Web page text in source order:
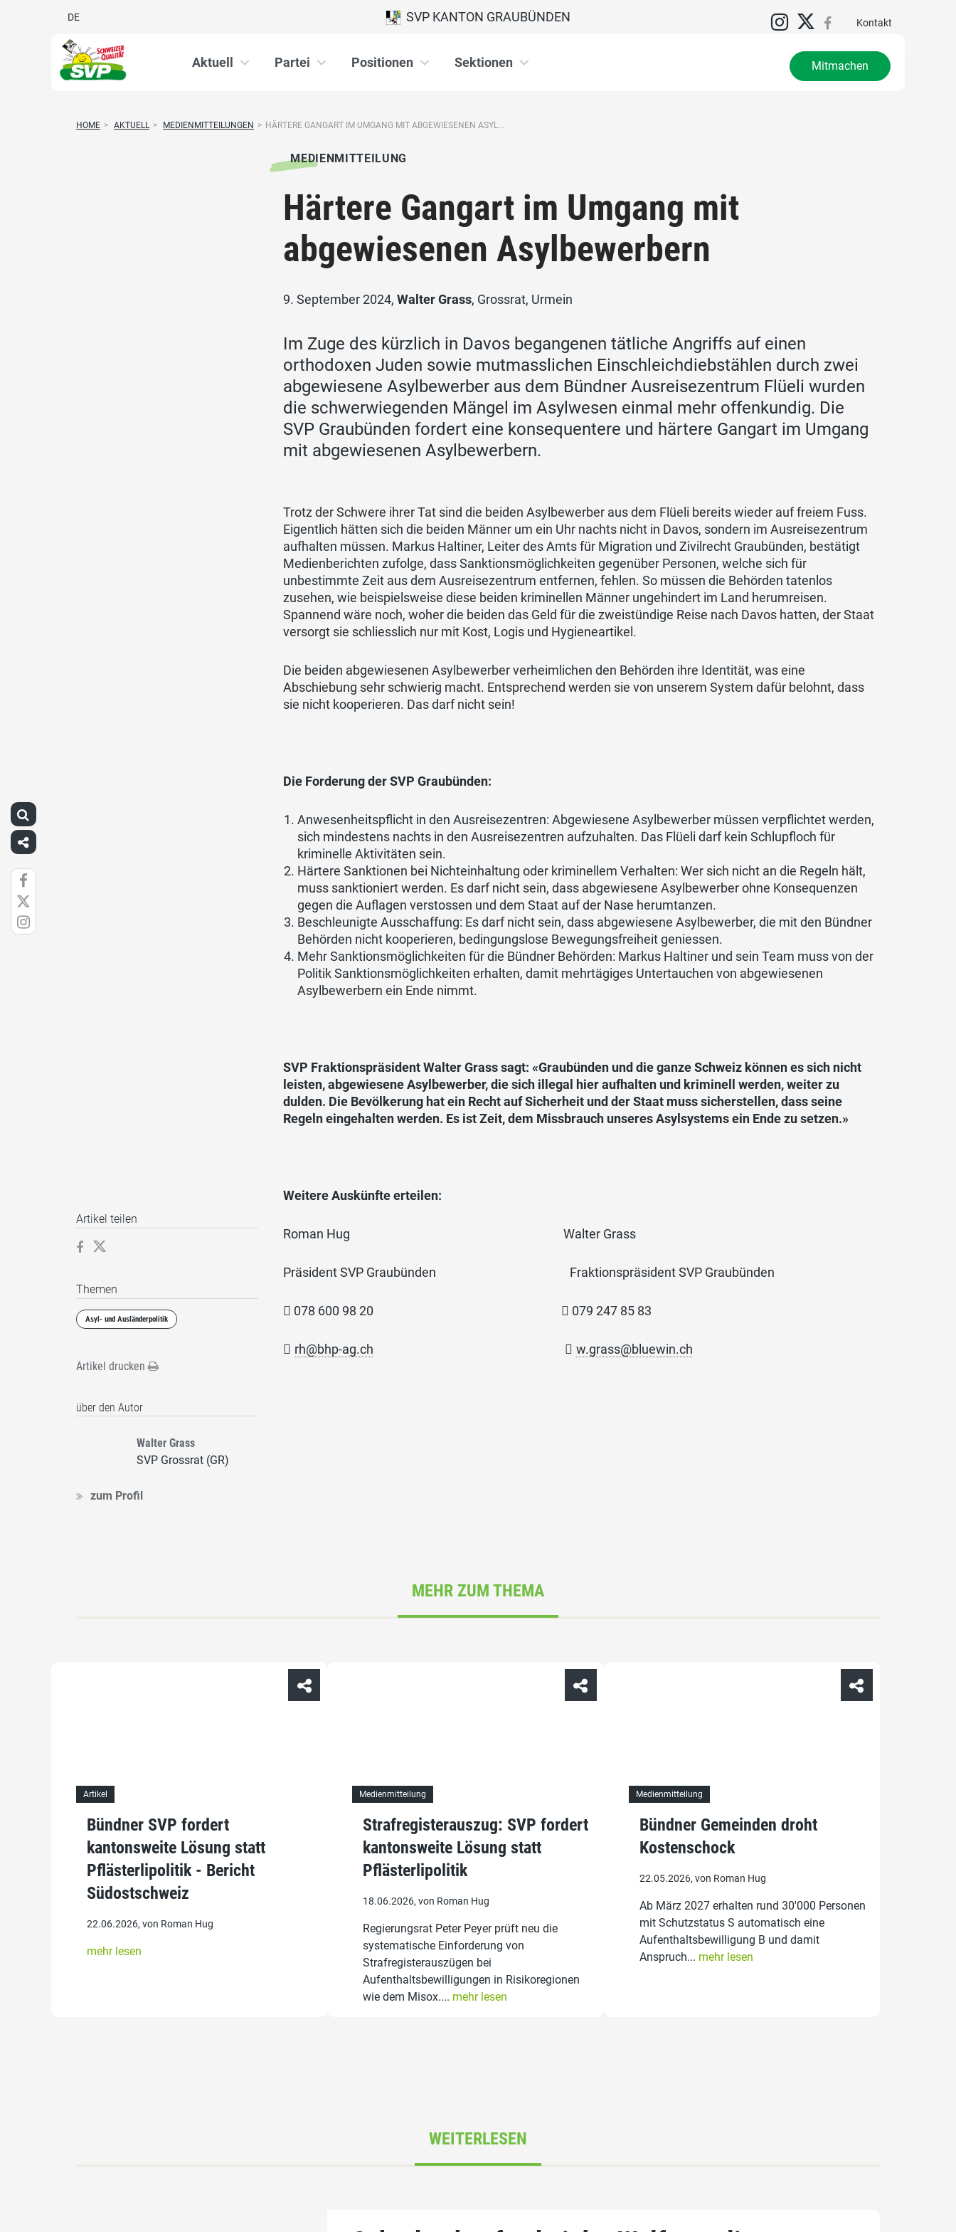
DE Kontakt
SVP KANTON GRAUBÜNDEN
Aktuell Partei Positionen Sektionen Mitmachen
HOME > AKTUELL > MEDIENMITTEILUNGEN > HÄRTERE GANGART IM UMGANG MIT ABGEWIESENEN ASYL...
MEDIENMITTEILUNG
Härtere Gangart im Umgang mit
abgewiesenen Asylbewerbern
9. September 2024,Walter Grass, Grossrat, Urmein
Im Zuge des kürzlich in Davos begangenen tätliche Angriffs auf einen
orthodoxen Juden sowie mutmasslichen Einschleichdiebstählen durch zwei
abgewiesene Asylbewerber aus dem Bündner Ausreisezentrum Flüeli wurden
die schwerwiegenden Mängel im Asylwesen einmal mehr offenkundig. Die
SVP Graubünden fordert eine konsequentere und härtere Gangart im Umgang
mit abgewiesenen Asylbewerbern.
Trotz der Schwere ihrer Tat sind die beiden Asylbewerber aus dem Flüeli bereits wieder auf freiem Fuss.
Eigentlich hätten sich die beiden Männer um ein Uhr nachts nicht in Davos, sondern im Ausreisezentrum
aufhalten müssen. Markus Haltiner, Leiter des Amts für Migration und Zivilrecht Graubünden, bestätigt
Medienberichten zufolge, dass Sanktionsmöglichkeiten gegenüber Personen, welche sich für
unbestimmte Zeit aus dem Ausreisezentrum entfernen, fehlen. So müssen die Behörden tatenlos
zusehen, wie beispielsweise diese beiden kriminellen Männer ungehindert im Land herumreisen.
Spannend wäre noch, woher die beiden das Geld für die zweistündige Reise nach Davos hatten, der Staat
versorgt sie schliesslich nur mit Kost, Logis und Hygieneartikel.
Die beiden abgewiesenen Asylbewerber verheimlichen den Behörden ihre Identität, was eine
Abschiebung sehr schwierig macht. Entsprechend werden sie von unserem System dafür belohnt, dass
sie nicht kooperieren. Das darf nicht sein!
Die Forderung der SVP Graubünden:
Anwesenheitspflicht in den Ausreisezentren: Abgewiesene Asylbewerber müssen verpflichtet werden,
sich mindestens nachts in den Ausreisezentren aufzuhalten. Das Flüeli darf kein Schlupfloch für
kriminelle Aktivitäten sein.
Härtere Sanktionen bei Nichteinhaltung oder kriminellem Verhalten: Wer sich nicht an die Regeln hält,
muss sanktioniert werden. Es darf nicht sein, dass abgewiesene Asylbewerber ohne Konsequenzen
gegen die Auflagen verstossen und dem Staat auf der Nase herumtanzen.
Beschleunigte Ausschaffung: Es darf nicht sein, dass abgewiesene Asylbewerber, die mit den Bündner
Behörden nicht kooperieren, bedingungslose Bewegungsfreiheit geniessen.
Mehr Sanktionsmöglichkeiten für die Bündner Behörden: Markus Haltiner und sein Team muss von der
Politik Sanktionsmöglichkeiten erhalten, damit mehrtägiges Untertauchen von abgewiesenen
Asylbewerbern ein Ende nimmt.
SVP Fraktionspräsident Walter Grass sagt: «Graubünden und die ganze Schweiz können es sich nicht
leisten, abgewiesene Asylbewerber, die sich illegal hier aufhalten und kriminell werden, weiter zu
dulden. Die Bevölkerung hat ein Recht auf Sicherheit und der Staat muss sicherstellen, dass seine
Regeln eingehalten werden. Es ist Zeit, dem Missbrauch unseres Asylsystems ein Ende zu setzen.»
Weitere Auskünfte erteilen:
Roman Hug Walter Grass
Präsident SVP Graubünden Fraktionspräsident SVP Graubünden
 078 600 98 20  079 247 85 83
 rh@bhp-ag.ch  w.grass@bluewin.ch
Artikel teilen
Themen
Asyl- und Ausländerpolitik
Artikel drucken
über den Autor
Walter Grass
SVP Grossrat (GR)
zum Profil
MEHR ZUM THEMA
Artikel
Bündner SVP fordert
kantonsweite Lösung statt
Pflästerlipolitik - Bericht
Südostschweiz
22.06.2026, von Roman Hug
mehr lesen
Medienmitteilung
Strafregisterauszug: SVP fordert
kantonsweite Lösung statt
Pflästerlipolitik
18.06.2026, von Roman Hug
Regierungsrat Peter Peyer prüft neu die
systematische Einforderung von
Strafregisterauszügen bei
Aufenthaltsbewilligungen in Risikoregionen
wie dem Misox.... mehr lesen
Medienmitteilung
Bündner Gemeinden droht
Kostenschock
22.05.2026, von Roman Hug
Ab März 2027 erhalten rund 30'000 Personen
mit Schutzstatus S automatisch eine
Aufenthaltsbewilligung B und damit
Anspruch... mehr lesen
WEITERLESEN